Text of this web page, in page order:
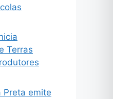
Terras
Preta emite